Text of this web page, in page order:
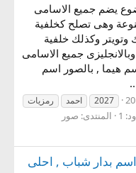
يضم جميع الاسامى
وهى تصلح كخلفية
وكذلك خلفية
جميع الاسامى
هيما , بالصور اسم
2027 احمد
رمزيات
1 المنتدى: صور
بدار شباب , احلى